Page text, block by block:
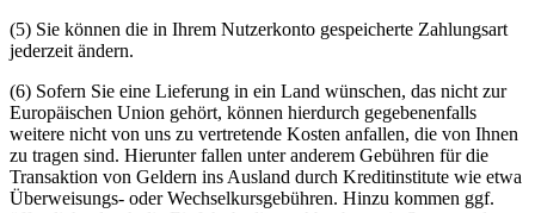
(5) Sie können die in Ihrem Nutzerkonto gespeicherte Zahlungsart
jederzeit ändern.
(6) Sofern Sie eine Lieferung in ein Land wünschen, das nicht zur
Europäischen Union gehört, können hierdurch gegebenenfalls
weitere nicht von uns zu vertretende Kosten anfallen, die von Ihnen
zu tragen sind. Hierunter fallen unter anderem Gebühren für die
Transaktion von Geldern ins Ausland durch Kreditinstitute wie etwa
Überweisungs- oder Wechselkursgebühren. Hinzu kommen ggf.